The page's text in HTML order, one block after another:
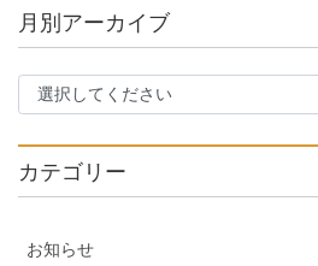
月別アーカイブ
カテゴリー
お知らせ